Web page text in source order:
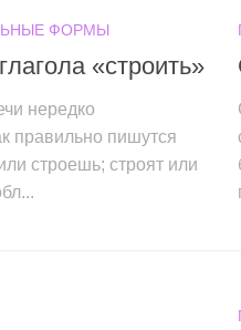
ФОРМЫ
«строить»
нередко
правильно пишутся
строешь; строят или